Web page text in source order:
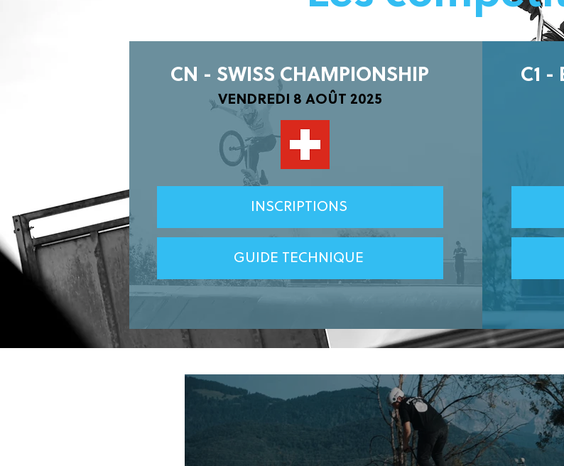
CN - SWISS CHAMPIONSHIP
VENDREDI 8 AOÛT 2025
INSCRIPTIONS
GUIDE TECHNIQUE
C1 -